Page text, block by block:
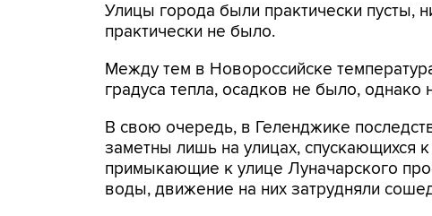
Улицы города были практически пусты,
практически не было.
Между тем в Новороссийске
градуса тепла, осадков не было,
В свою очередь, в Геленджике
заметны лишь на улицах,
примыкающие к улице Луначарского
воды, движение на них затрудняли